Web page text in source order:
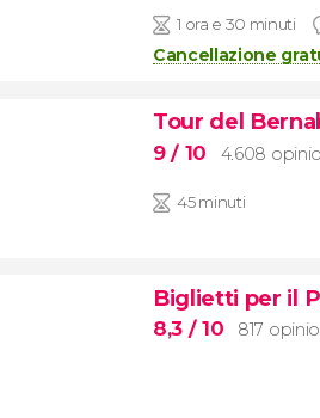
1 ora e 30 minuti
Cancellazione
Tour del
9/ 10 4.608
45 minuti
Biglietti per il
8,3 / 10 817